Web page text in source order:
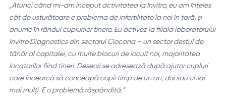
„Atunci când mi-am început activitatea la Invitro, eu am înțeles
cât de usturătoare e problema de infertilitate la noi în țară, și
anume în rândul cuplurilor tinere. Eu activez la filiala laboratorului
Invitro Diagnostics din sectorul Ciocana – un sector destul de
tânăr al capitalei, cu multe blocuri de locuit noi, majoritatea
locatarilor fiind tineri. Deseori se adresează după ajutor cupluri
care încearcă să conceapă copii timp de un an, doi sau chiar
mai mulți. E o problemă răspândită.”